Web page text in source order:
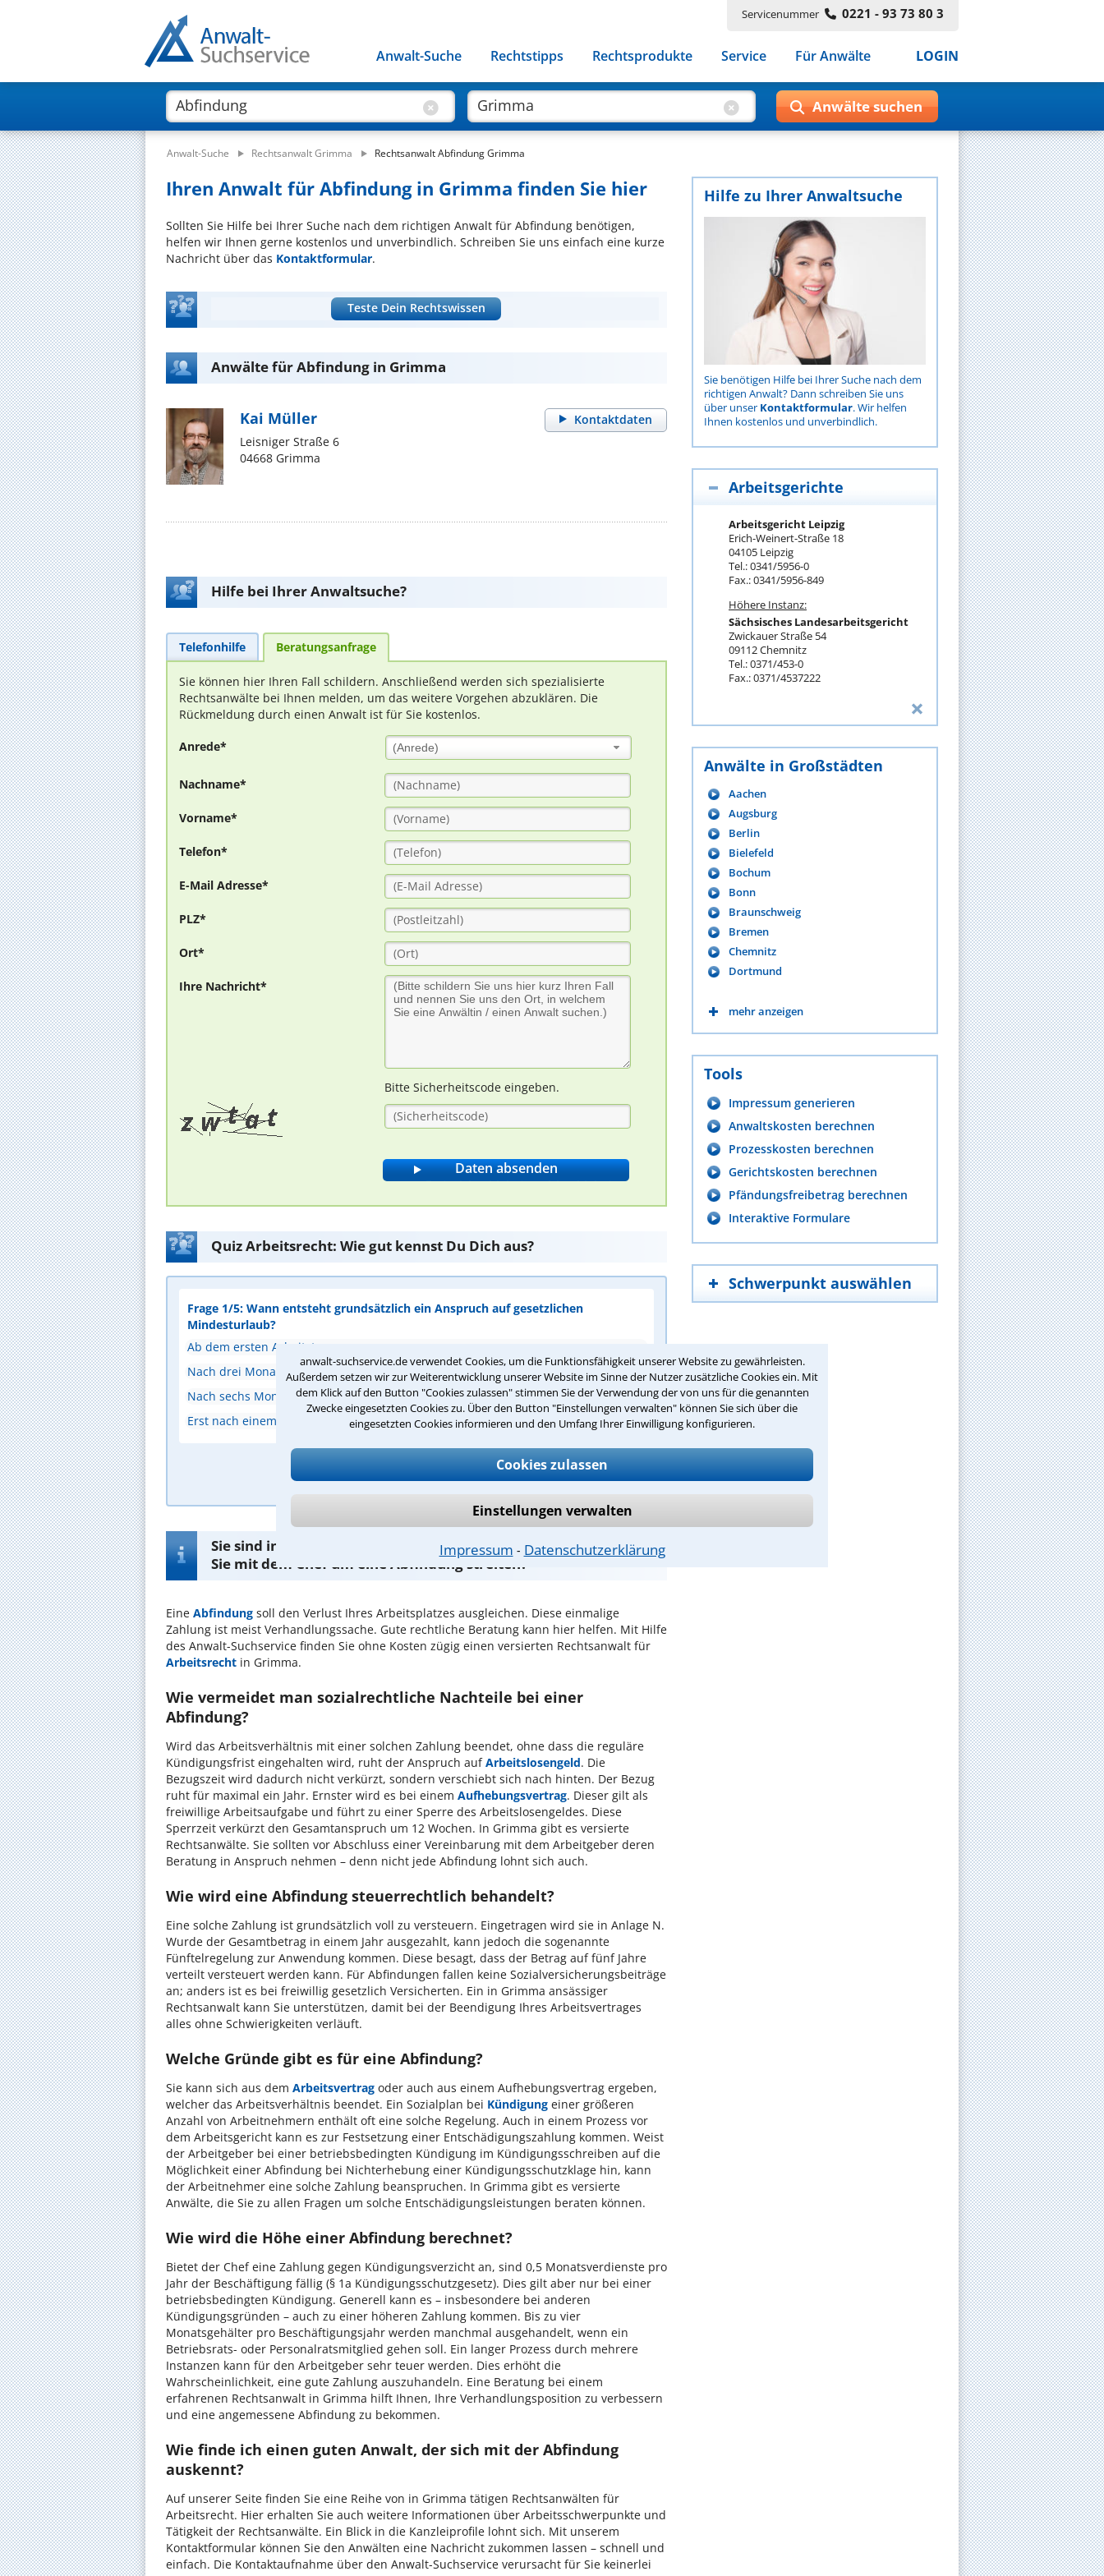
anwalt-suchservice.de verwendet Cookies, um die Funktionsfähigkeit unserer Website zu gewährleisten.
Außerdem setzen wir zur Weiterentwicklung unserer Website im Sinne der Nutzer zusätzliche Cookies ein. Mit
dem Klick auf den Button "Cookies zulassen" stimmen Sie der Verwendung der von uns für die genannten
Zwecke eingesetzten Cookies zu. Über den Button "Einstellungen verwalten" können Sie sich über die
eingesetzten Cookies informieren und den Umfang Ihrer Einwilligung konfigurieren.
Cookies zulassen
Einstellungen verwalten
Impressum ⁃ Datenschutzerklärung
Servicenummer 0221 - 93 73 80 3
Anwalt-Suche Rechtstipps Rechtsprodukte Service Für Anwälte LOGIN
Anwalt-Suche Rechtsanwalt Grimma Rechtsanwalt Abfindung Grimma
Ihren Anwalt für Abfindung in Grimma finden Sie hier
Sollten Sie Hilfe bei Ihrer Suche nach dem richtigen Anwalt für Abfindung benötigen,
helfen wir Ihnen gerne kostenlos und unverbindlich. Schreiben Sie uns einfach eine kurze
Nachricht über das Kontaktformular.
Teste Dein Rechtswissen
Anwälte für Abfindung in Grimma
Kontaktdaten
Kai Müller
Leisniger Straße 6
04668 Grimma
Hilfe bei Ihrer Anwaltsuche?
Telefonhilfe Beratungsanfrage
Sie können hier Ihren Fall schildern. Anschließend werden sich spezialisierte
Rechtsanwälte bei Ihnen melden, um das weitere Vorgehen abzuklären. Die
Rückmeldung durch einen Anwalt ist für Sie kostenlos.
Anrede* (Anrede)
Nachname*
Vorname*
Telefon*
E-Mail Adresse*
PLZ*
Ort*
Ihre Nachricht*
Bitte Sicherheitscode eingeben.
Quiz Arbeitsrecht: Wie gut kennst Du Dich aus?
Frage 1/5: Wann entsteht grundsätzlich ein Anspruch auf gesetzlichen
Mindesturlaub?
Ab dem ersten Arbeitstag
Nach drei Monaten Betriebszugehörigkeit
Nach sechs Monaten Bestehen des Arbeitsverhältnisses
Erst nach einem Jahr Beschäftigung
Sie sind in Grimma auf der Suche nach einem Rechtsanwalt, weil
Sie mit dem Chef um eine Abfindung streiten?
Eine Abfindung soll den Verlust Ihres Arbeitsplatzes ausgleichen. Diese einmalige
Zahlung ist meist Verhandlungssache. Gute rechtliche Beratung kann hier helfen. Mit Hilfe
des Anwalt-Suchservice finden Sie ohne Kosten zügig einen versierten Rechtsanwalt für
Arbeitsrecht in Grimma.
Wie vermeidet man sozialrechtliche Nachteile bei einer
Abfindung?
Wird das Arbeitsverhältnis mit einer solchen Zahlung beendet, ohne dass die reguläre
Kündigungsfrist eingehalten wird, ruht der Anspruch aufArbeitslosengeld. Die
Bezugszeit wird dadurch nicht verkürzt, sondern verschiebt sich nach hinten. Der Bezug
ruht für maximal ein Jahr. Ernster wird es bei einem Aufhebungsvertrag. Dieser gilt als
freiwillige Arbeitsaufgabe und führt zu einer Sperre des Arbeitslosengeldes. Diese
Sperrzeit verkürzt den Gesamtanspruch um 12 Wochen. In Grimma gibt es versierte
Rechtsanwälte. Sie sollten vor Abschluss einer Vereinbarung mit dem Arbeitgeber deren
Beratung in Anspruch nehmen – denn nicht jede Abfindung lohnt sich auch.
Wie wird eine Abfindung steuerrechtlich behandelt?
Eine solche Zahlung ist grundsätzlich voll zu versteuern. Eingetragen wird sie in Anlage N.
Wurde der Gesamtbetrag in einem Jahr ausgezahlt, kann jedoch die sogenannte
Fünftelregelung zur Anwendung kommen. Diese besagt, dass der Betrag auf fünf Jahre
verteilt versteuert werden kann. Für Abfindungen fallen keine Sozialversicherungsbeiträge
an; anders ist es bei freiwillig gesetzlich Versicherten. Ein in Grimma ansässiger
Rechtsanwalt kann Sie unterstützen, damit bei der Beendigung Ihres Arbeitsvertrages
alles ohne Schwierigkeiten verläuft.
Welche Gründe gibt es für eine Abfindung?
Sie kann sich aus dem Arbeitsvertrag oder auch aus einem Aufhebungsvertrag ergeben,
welcher das Arbeitsverhältnis beendet. Ein Sozialplan bei Kündigung einer größeren
Anzahl von Arbeitnehmern enthält oft eine solche Regelung. Auch in einem Prozess vor
dem Arbeitsgericht kann es zur Festsetzung einer Entschädigungszahlung kommen. Weist
der Arbeitgeber bei einer betriebsbedingten Kündigung im Kündigungsschreiben auf die
Möglichkeit einer Abfindung bei Nichterhebung einer Kündigungsschutzklage hin, kann
der Arbeitnehmer eine solche Zahlung beanspruchen. In Grimma gibt es versierte
Anwälte, die Sie zu allen Fragen um solche Entschädigungsleistungen beraten können.
Wie wird die Höhe einer Abfindung berechnet?
Bietet der Chef eine Zahlung gegen Kündigungsverzicht an, sind 0,5 Monatsverdienste pro
Jahr der Beschäftigung fällig (§ 1a Kündigungsschutzgesetz). Dies gilt aber nur bei einer
betriebsbedingten Kündigung. Generell kann es – insbesondere bei anderen
Kündigungsgründen – auch zu einer höheren Zahlung kommen. Bis zu vier
Monatsgehälter pro Beschäftigungsjahr werden manchmal ausgehandelt, wenn ein
Betriebsrats- oder Personalratsmitglied gehen soll. Ein langer Prozess durch mehrere
Instanzen kann für den Arbeitgeber sehr teuer werden. Dies erhöht die
Wahrscheinlichkeit, eine gute Zahlung auszuhandeln. Eine Beratung bei einem
erfahrenen Rechtsanwalt in Grimma hilft Ihnen, Ihre Verhandlungsposition zu verbessern
und eine angemessene Abfindung zu bekommen.
Wie finde ich einen guten Anwalt, der sich mit der Abfindung
auskennt?
Auf unserer Seite finden Sie eine Reihe von in Grimma tätigen Rechtsanwälten für
Arbeitsrecht. Hier erhalten Sie auch weitere Informationen über Arbeitsschwerpunkte und
Tätigkeit der Rechtsanwälte. Ein Blick in die Kanzleiprofile lohnt sich. Mit unserem
Kontaktformular können Sie den Anwälten eine Nachricht zukommen lassen – schnell und
einfach. Die Kontaktaufnahme über den Anwalt-Suchservice verursacht für Sie keinerlei
Hilfe zu Ihrer Anwaltsuche
Sie benötigen Hilfe bei Ihrer Suche nach dem
richtigen Anwalt? Dann schreiben Sie uns
über unser Kontaktformular. Wir helfen
Ihnen kostenlos und unverbindlich.
Arbeitsgerichte
Arbeitsgericht Leipzig
Erich-Weinert-Straße 18
04105 Leipzig
Tel.: 0341/5956-0
Fax.: 0341/5956-849
Höhere Instanz:
Sächsisches Landesarbeitsgericht
Zwickauer Straße 54
09112 Chemnitz
Tel.: 0371/453-0
Fax.: 0371/4537222
Anwälte in Großstädten
Aachen
Augsburg
Berlin
Bielefeld
Bochum
Bonn
Braunschweig
Bremen
Chemnitz
Dortmund
mehr anzeigen
Tools
Impressum generieren
Anwaltskosten berechnen
Prozesskosten berechnen
Gerichtskosten berechnen
Pfändungsfreibetrag berechnen
Interaktive Formulare
Schwerpunkt auswählen